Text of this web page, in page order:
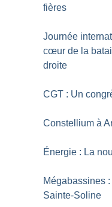
fières
Journée
cœur de la
droite
CGT : Un
Constellium à
Énergie : La
Mégabassines
Sainte-Soline